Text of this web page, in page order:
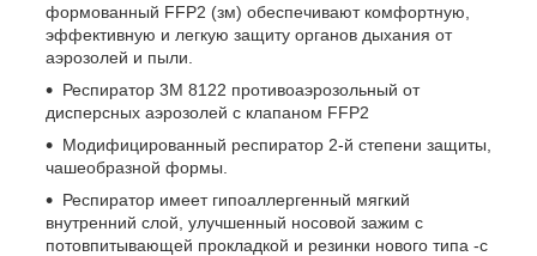
формованный FFP2 (зм) обеспечивают комфортную,
эффективную и легкую защиту органов дыхания от
аэрозолей и пыли.
Респиратор 3М 8122 противоаэрозольный от
дисперсных аэрозолей с клапаном FFP2
Модифицированный респиратор 2-й степени защиты,
чашеобразной формы.
Респиратор имеет гипоаллергенный мягкий
внутренний слой, улучшенный носовой зажим с
потовпитывающей прокладкой и резинки нового типа -с